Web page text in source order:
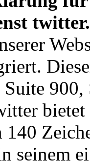
140
seinem